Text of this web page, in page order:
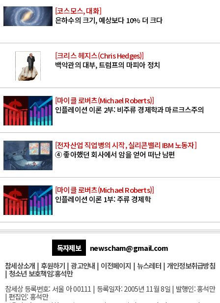
[코스모스, 대화]
은하수의 크기, 예상보다 10% 더 크다
[크리스 헤지스(Chris Hedges)]
백악관의 대부, 트럼프의 마피아 정치
[마이클 로버츠(Michael Roberts)]
인플레이션 이론 2부: 비주류 경제학과 마르크스주의
[전자산업 직업병의 시작, 실리콘밸리 IBM 노동자]
④ 좋아했던 회사에서 암을 얻어 떠난 남편
[마이클 로버츠(Michael Roberts)]
인플레이션 이론 1부: 주류 경제학
독자제보
newscham@gmail.com
참세상소개 | 후원하기 |광고안내 | 이전페이지 | 뉴스레터| 개인정보취급방침
| 청소년 보호책임:홍석만
참세상 등록번호: 서울 아 00111 | 등록일자: 2005년 11월 8일 | 발행인: 홍석만
| 편집인: 홍석만